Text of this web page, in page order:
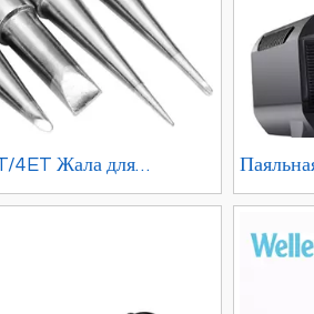
4ET Жала для
WE1010 1 покупатель